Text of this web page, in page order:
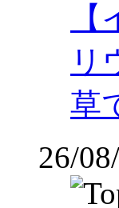
リ
草
26/